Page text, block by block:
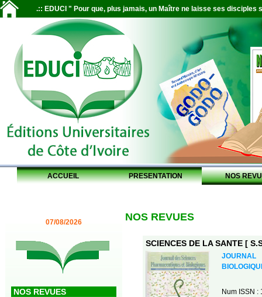
.:: EDUCI " Pour que, plus jamais, un Maître ne laisse ses disciples
ACCUEIL PRESENTATION NOS
07/08/2026
NOS REVUES
NOS REVUES
SCIENCES DE LA SANTE [
JOURNAL
Num ISSN :